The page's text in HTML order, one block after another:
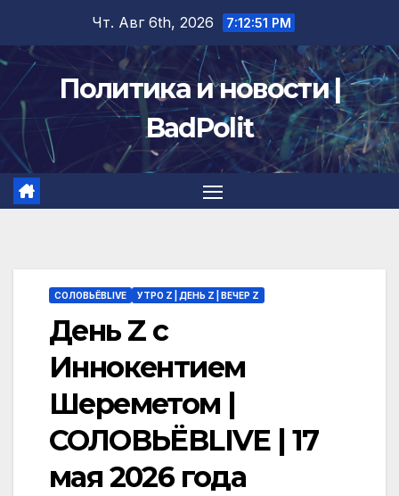
содержимому
Чт. Авг 6th, 2026 7:12:52 PM
Политика и новости |
BadPolit
СОЛОВЬЁВLIVE УТРО Z | ДЕНЬ Z | ВЕЧЕР Z
День Z с
Иннокентием
Шереметом |
СОЛОВЬЁВLIVE | 17
мая 2026 года